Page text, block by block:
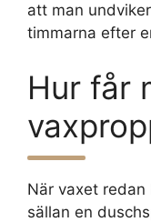
att man
timmarna efter
Hur får
När vaxet
sällan en